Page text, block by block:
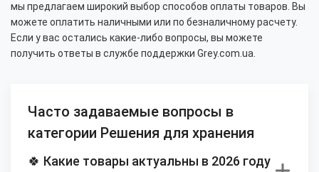
мы предлагаем широкий выбор способов оплаты товаров. Вы
можете оплатить наличными или по безналичному расчету.
Если у вас остались какие-либо вопросы, вы можете
получить ответы в службе поддержки Grey.com.ua.
Часто задаваемые вопросы в
категории Решения для хранения
🍀 Какие товары актуальны в 2026 году